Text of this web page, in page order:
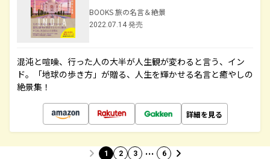
BOOKS 旅の名言＆絶景
2022.07.14 発売
混沌と喧噪、行った人の大半が人生観が変わると言う、イン
ド。「地球の歩き方」が贈る、人生を輝かせる名言と癒やしの
絶景集！
詳細を見る
1 2 3 … 6